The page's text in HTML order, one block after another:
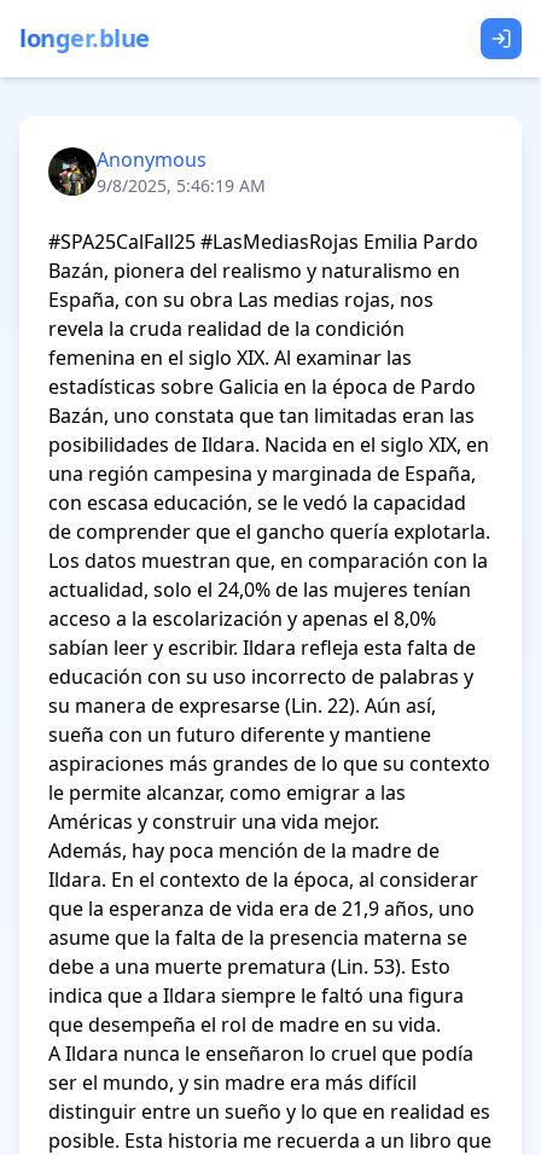
longer.blue
Anonymous
9/8/2025, 5:46:19 AM
#SPA25CalFall25 #LasMediasRojas Emilia Pardo
Bazán, pionera del realismo y naturalismo en
España, con su obra Las medias rojas, nos
revela la cruda realidad de la condición
femenina en el siglo XIX. Al examinar las
estadísticas sobre Galicia en la época de Pardo
Bazán, uno constata que tan limitadas eran las
posibilidades de Ildara. Nacida en el siglo XIX, en
una región campesina y marginada de España,
con escasa educación, se le vedó la capacidad
de comprender que el gancho quería explotarla.
Los datos muestran que, en comparación con la
actualidad, solo el 24,0% de las mujeres tenían
acceso a la escolarización y apenas el 8,0%
sabían leer y escribir. Ildara refleja esta falta de
educación con su uso incorrecto de palabras y
su manera de expresarse (Lin. 22). Aún así,
sueña con un futuro diferente y mantiene
aspiraciones más grandes de lo que su contexto
le permite alcanzar, como emigrar a las
Américas y construir una vida mejor.
Además, hay poca mención de la madre de
Ildara. En el contexto de la época, al considerar
que la esperanza de vida era de 21,9 años, uno
asume que la falta de la presencia materna se
debe a una muerte prematura (Lin. 53). Esto
indica que a Ildara siempre le faltó una figura
que desempeña el rol de madre en su vida.
A Ildara nunca le enseñaron lo cruel que podía
ser el mundo, y sin madre era más difícil
distinguir entre un sueño y lo que en realidad es
posible. Esta historia me recuerda a un libro que